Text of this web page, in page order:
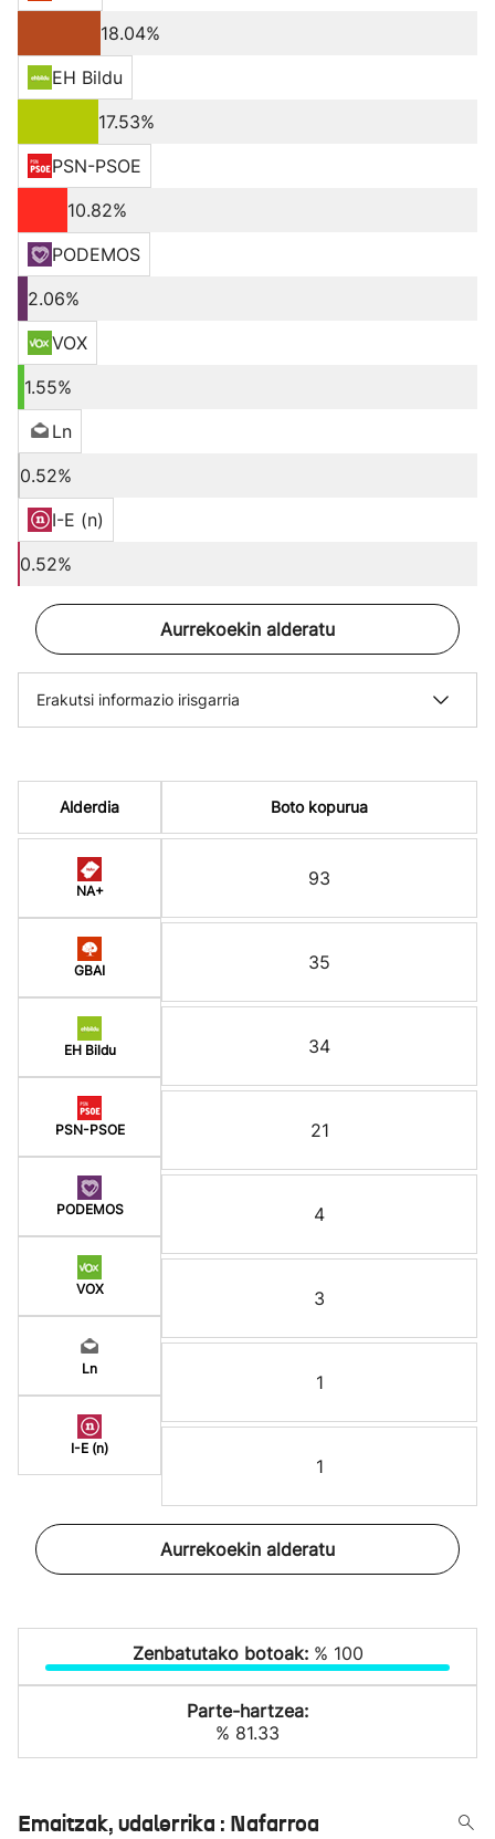
18.04%
EH Bildu
17.53%
PSN-PSOE
10.82%
PODEMOS
2.06%
VOX
1.55%
Ln
0.52%
I-E (n)
0.52%
Aurrekoekin alderatu
Erakutsi informazio irisgarria
Alderdia
NA+
GBAI
EH Bildu
PSN-PSOE
PODEMOS
VOX
Ln
I-E (n)
Boto kopurua
93
35
34
21
4
3
1
1
Aurrekoekin alderatu
Zenbatutako botoak: % 100
Parte-hartzea:
% 81.33
Emaitzak, udalerrika : Nafarroa